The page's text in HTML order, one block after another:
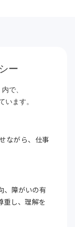
ー
で、
います。
ながら、仕事
、障がいの有
重し、理解を